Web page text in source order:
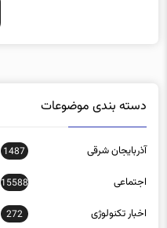
دسته بندی موضوعات
آذربایجان شرقی 1487
اجتماعی 15588
اخبار تکنولوژی 272